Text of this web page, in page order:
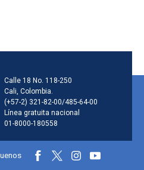
Información de la
Calle 18 No. 118-250
Cali, Colombia.
(+57-2) 321-82-00/485-64-00
Línea gratuita nacional
01-8000-180558
y redes sociales